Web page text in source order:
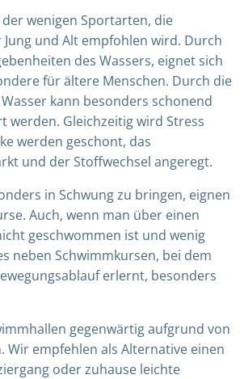
wenigen Sportarten, die
und Alt empfohlen wird. Durch
des Wassers, eignet sich
für ältere Menschen. Durch die
kann besonders schonend
werden. Gleichzeitig wird Stress
werden geschont, das
und der Stoffwechsel angeregt.
in Schwung zu bringen, eignen
Auch, wenn man über einen
geschwommen ist und wenig
neben Schwimmkursen, bei dem
erlernt, besonders
gegenwärtig aufgrund von
Wir empfehlen als Alternative einen
oder zuhause leichte